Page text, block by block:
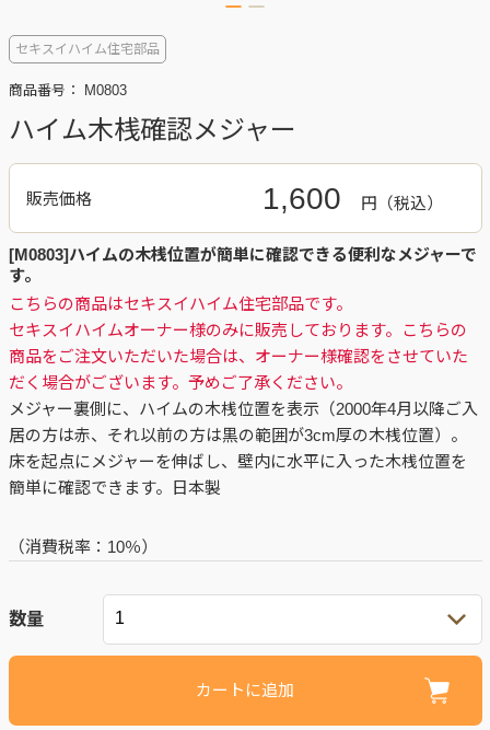
セキスイハイム住宅部品
商品番号： M0803
ハイム木桟確認メジャー
販売価格 1,600 円
[M0803]ハイムの木桟位置が簡単に確認できる便利なメジャーで
す。
こちらの商品はセキスイハイム住宅部品です。
セキスイハイムオーナー様のみに販売しております。こちらの
商品をご注文いただいた場合は、オーナー様確認をさせていた
だく場合がございます。予めご了承ください。
メジャー裏側に、ハイムの木桟位置を表示（2000年4月以降ご入
居の方は赤、それ以前の方は黒の範囲が3cm厚の木桟位置）。
床を起点にメジャーを伸ばし、壁内に水平に入った木桟位置を
簡単に確認できます。日本製
（消費税率： 10％）
数量
カートに追加